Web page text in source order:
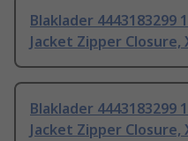
Blaklader 4443183299
Jacket Zipper Closure,
Blaklader 4443183299
Jacket Zipper Closure,